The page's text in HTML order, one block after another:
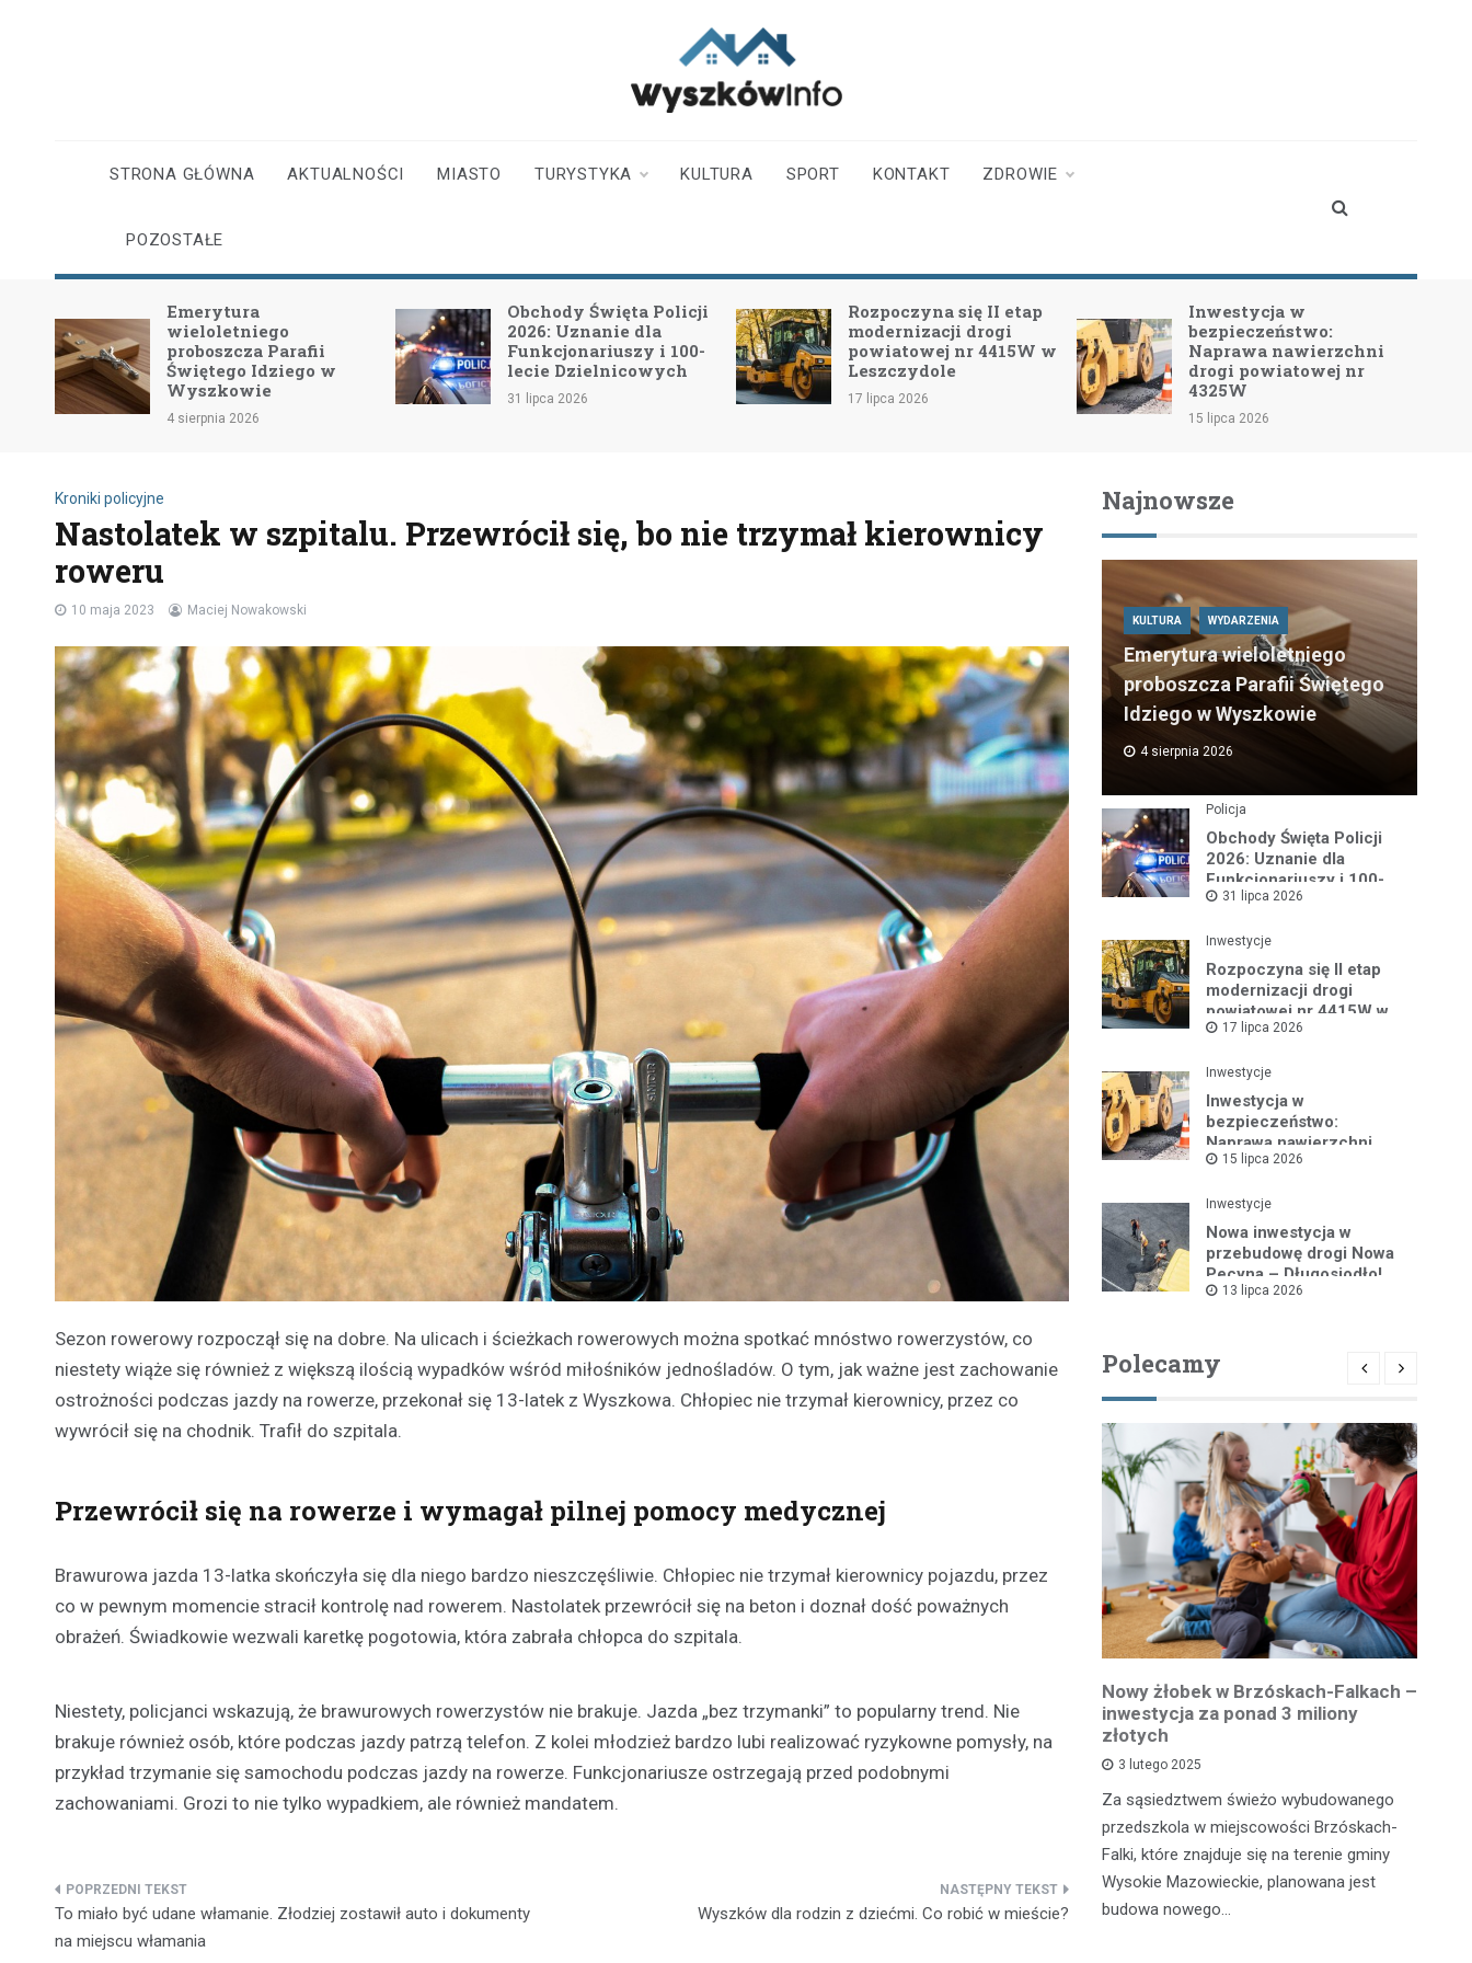
STRONA GŁÓWNA AKTUALNOŚCI MIASTO TURYSTYKA KULTURA SPORT KONTAKT ZDROWIE
POZOSTAŁE
Emerytura
wieloletniego
proboszcza Parafii
Świętego Idziego w
Wyszkowie
4 sierpnia 2026
Obchody Święta Policji
2026: Uznanie dla
Funkcjonariuszy i 100-
lecie Dzielnicowych
31 lipca 2026
Rozpoczyna się II etap
modernizacji drogi
powiatowej nr 4415W w
Leszczydole
17 lipca 2026
Inwestycja w
bezpieczeństwo:
Naprawa nawierzchni
drogi powiatowej nr
4325W
15 lipca 2026
Kroniki policyjne
Nastolatek w szpitalu. Przewrócił się, bo nie trzymał kierownicy
roweru
10 maja 2023 Maciej Nowakowski
Sezon rowerowy rozpoczął się na dobre. Na ulicach i ścieżkach rowerowych można spotkać mnóstwo rowerzystów, co
niestety wiąże się również z większą ilością wypadków wśród miłośników jednośladów. O tym, jak ważne jest zachowanie
ostrożności podczas jazdy na rowerze, przekonał się 13-latek z Wyszkowa. Chłopiec nie trzymał kierownicy, przez co
wywrócił się na chodnik. Trafił do szpitala.
Przewrócił się na rowerze i wymagał pilnej pomocy medycznej
Brawurowa jazda 13-latka skończyła się dla niego bardzo nieszczęśliwie. Chłopiec nie trzymał kierownicy pojazdu, przez
co w pewnym momencie stracił kontrolę nad rowerem. Nastolatek przewrócił się na beton i doznał dość poważnych
obrażeń. Świadkowie wezwali karetkę pogotowia, która zabrała chłopca do szpitala.
Niestety, policjanci wskazują, że brawurowych rowerzystów nie brakuje. Jazda „bez trzymanki” to popularny trend. Nie
brakuje również osób, które podczas jazdy patrzą telefon. Z kolei młodzież bardzo lubi realizować ryzykowne pomysły, na
przykład trzymanie się samochodu podczas jazdy na rowerze. Funkcjonariusze ostrzegają przed podobnymi
zachowaniami. Grozi to nie tylko wypadkiem, ale również mandatem.
Nawigacja
wpisu
To miało być udane włamanie. Złodziej zostawił auto i dokumenty
na miejscu włamania
Wyszków dla rodzin z dziećmi. Co robić w mieście?
Najnowsze
KULTURA WYDARZENIA
Emerytura wieloletniego
proboszcza Parafii Świętego
Idziego w Wyszkowie
4 sierpnia 2026
Policja
Obchody Święta Policji
2026: Uznanie dla
Funkcjonariuszy i 100-
lecie Dzielnicowych
31 lipca 2026
Inwestycje
Rozpoczyna się II etap
modernizacji drogi
powiatowej nr 4415W w
Leszczydole
17 lipca 2026
Inwestycje
Inwestycja w
bezpieczeństwo:
Naprawa nawierzchni
drogi powiatowej nr
15 lipca 2026
Inwestycje
Nowa inwestycja w
przebudowę drogi Nowa
Pecyna – Długosiodło!
13 lipca 2026
Polecamy
4415W na Mazowszu – inwestycja w
bezpieczeństwo i komfort podróży
19 września 2024
do Leszczydół Podwielątki Wielątki.
Modernizacja…
Nowy żłobek w Brzóskach-Falkach –
inwestycja za ponad 3 miliony
złotych
3 lutego 2025
Za sąsiedztwem świeżo wybudowanego
przedszkola w miejscowości Brzóskach-
Falki, które znajduje się na terenie gminy
Wysokie Mazowieckie, planowana jest
budowa nowego…